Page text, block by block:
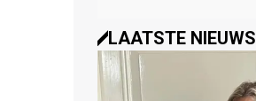
LAATSTE NIEUWS